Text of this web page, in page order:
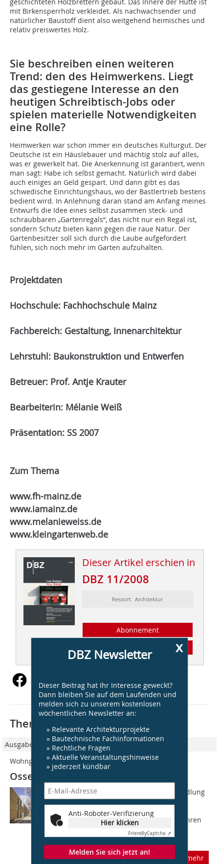
geschichteten Holzbrettern gebaut. Das Innere der Hütte ist
mit Birkensperrholz verkleidet. Als nachwachsender und
natürlicher Baustoff dient also weitgehend heimisches und
relativ preiswertes Holz.
Sie beschreiben einen weiteren
Trend: den des Heimwerkens. Liegt
das gestiegene Interesse an den
heutigen Schreibtisch-Jobs oder
spielen materielle Notwendigkeiten
eine Rolle?
Heimwerken war schon immer ein deutsches Kulturgut. Der
Deutsche ist ein Häuslebauer und mächtig stolz auf alles,
was er gewerkelt hat. Die Anerkennung ist garantiert, wenn
man sagt: Habe ich selbst gemacht. Natürlich wird dabei
auch einiges an Geld gespart. Und dann gibt es das
schwedische Einrichtungshaus, wo der Bastlertrieb bestens
bedient wird. In Anlehnung daran stand am Anfang meines
Entwurfs die Idee eines selbst zusammen steck- und
schraubbaren „Gartenregals“, das nicht nur ein Regal ist,
sondern Schutz bieten kann gegen die raue Natur. Der
Gartenbesitzer soll sich durch die Laube aufgefordert
fühlen, sich noch mehr im Garten aufzuhalten.
Projektdaten
Hochschule: Fachhochschule Mainz
Fachbereich: Gestaltung, Innenarchitektur
Lehrstuhl: Baukonstruktion und Entwerfen
Betreuer: Prof. Antje Krauter
Bearbeiterin: Mélanie Weiß
Präsentation: SS 2007
Zum Thema
www.fh-mainz.de
www.iamainz.de
www.melanieweiss.de
www.kleingartenweb.de
Dieser Artikel erschien in
DBZ 11/2008
Ressort: Architektur
Abonnement
Inhaltsverzeichnis
x
DBZ Newsletter
Dieser Beitrag hat Ihr Interesse geweckt?
Dann bleiben Sie auf dem Laufenden und
melden sich zu unserem kostenlosen
wöchentlichen Newsletter an:
» Relevante Architekturprojekte
» Bautechnische Fachinformationen
» Rechtliche Fragen
» Aktuelle Veranstaltungshinweise
» jederzeit kündbar
Anti-Roboter-Verifizierung
Hier klicken
FriendlyCaptcha ⇗
Melden Sie sich jetzt an!
Thematisch passende Artikel:
Ausgabe 04/2020
Wohngemeinschaften mit Garten
Ossendorfer Gartenhöfe, Köln
Die Ossendorfer Gartenhöfe, eine Siedlung
mit zehn in Nord-Süd-Richtung lang
gestreckten, zweigeschossigen
Wohnriegeln, wurde in den 1930er-Jahren
am westlichen Kölner Stadtrand in
Ossendorf...
mehr